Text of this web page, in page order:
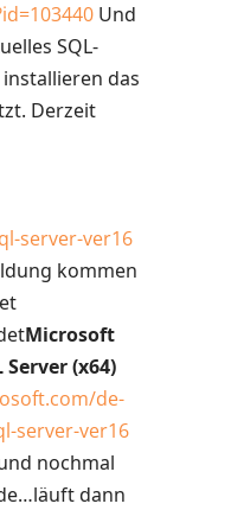
Und
SQL-
das
Derzeit
server-ver16
kommen
Microsoft
Server (x64)
de-
server-ver16
nochmal
dann